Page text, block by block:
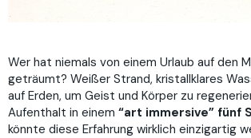
Wer hat niemals von einem Urlaub auf den
geträumt? Weißer Strand, kristallklares
auf Erden, um Geist und Körper zu
Aufenthalt in einem “art immersive” fünf
könnte diese Erfahrung wirklich einzigartig